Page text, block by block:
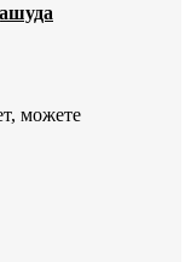
можете